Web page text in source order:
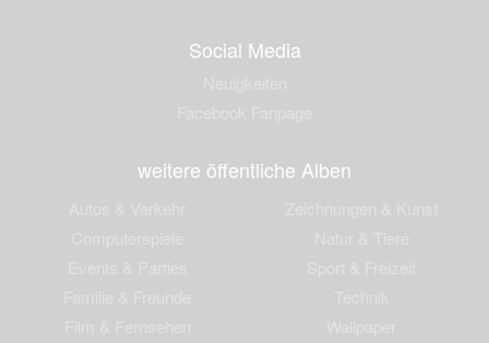
Social Media
weitere öffentliche Alben